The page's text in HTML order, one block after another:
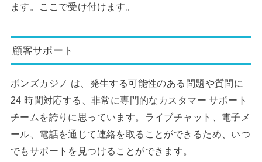
ます。ここで受け付けます。
顧客サポート
ボンズカジノ は、発生する可能性のある問題や質問に
24 時間対応する、非常に専門的なカスタマー サポート
チームを誇りに思っています。ライブチャット、電子メ
ール、電話を通じて連絡を取ることができるため、いつ
でもサポートを見つけることができます。